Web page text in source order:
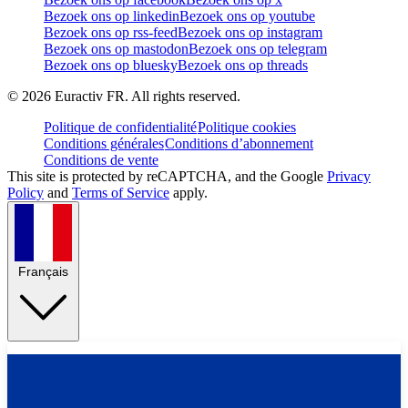
Bezoek ons op linkedinBezoek ons op youtube
Bezoek ons op rss-feedBezoek ons op instagram
Bezoek ons op mastodonBezoek ons op telegram
Bezoek ons op blueskyBezoek ons op threads
© 2026 Euractiv FR. All rights reserved.
Politique de confidentialitéPolitique cookies
Conditions généralesConditions d’abonnement
Conditions de vente
This site is protected by reCAPTCHA, and the Google Privacy
Policy and Terms of Service apply.
Français